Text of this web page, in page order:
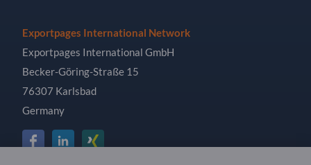
Exportpages International Network
Exportpages International GmbH
Becker-Göring-Straße 15
76307 Karlsbad
Germany